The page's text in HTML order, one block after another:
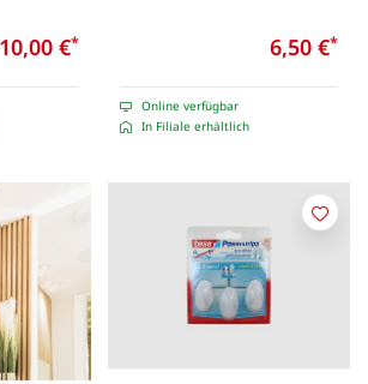
10,00 €* 6,50 €*
Online verfügbar
In Filiale erhältlich